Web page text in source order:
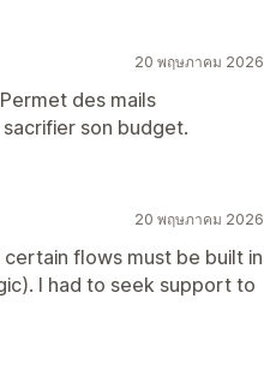
20 พฤษภาคม 2026
des mails
son budget.
20 พฤษภาคม 2026
flows must be built in
I had to seek support to